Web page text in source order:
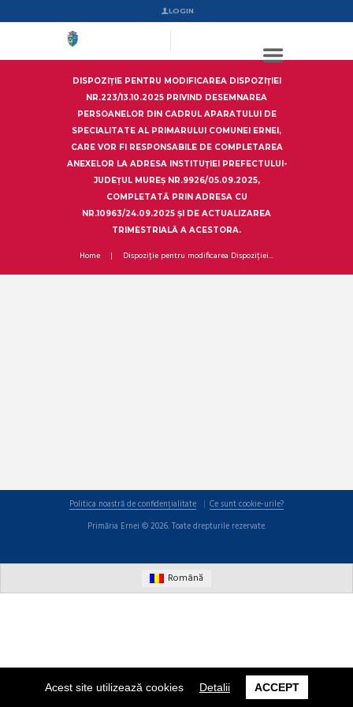
Acest site utilizează cookies Detalii ACCEPT
LOGIN
DISPOZIȚIE PENTRU MODIFICAREA DISPOZIȚIEI
NR.223/13.10.2025 PRIVIND DESEMNAREA
PERSOANELOR DIN CADRUL APARATULUI DE
SPECIALITATE AL PRIMARULUI COMUNEI ERNEI,
CARE VOR FI RESPONSABILE DE COMPLETAREA
ANEXELOR LA ADRESA INSTITUŢIEI PREFECTULUI-
JUDEŢUL MUREŞ NR.9926/05.09.2025,
COMPLETATĂ PRIN ADRESA CU
NR.10963/24.09.2025 ȘI DE ACTUALIZAREA
TRIMESTRIALĂ A ACESTORA.
Home Dispoziție pentru modificarea Dispoziției...
Politica noastră de confidențialitate
Ce sunt cookie-urile?
Primăria Ernei © 2026. Toate drepturile rezervate.
Română